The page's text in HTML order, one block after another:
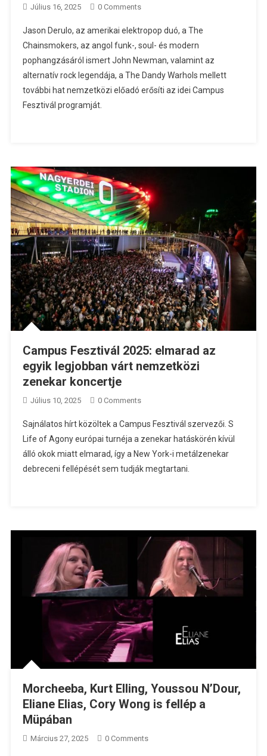
Július 16, 2025 0 Comments
Jason Derulo, az amerikai elektropop duó, a The
Chainsmokers, az angol funk-, soul- és modern
pophangzásáról ismert John Newman, valamint az
alternatív rock legendája, a The Dandy Warhols mellett
további hat nemzetközi előadó erősíti az idei Campus
Fesztivál programját.
Campus Fesztivál 2025: elmarad az
egyik legjobban várt nemzetközi
zenekar koncertje
Július 10, 2025 0 Comments
Sajnálatos hírt közöltek a Campus Fesztivál szervezői. S
Life of Agony európai turnéja a zenekar hatáskörén kívül
álló okok miatt elmarad, így a New York-i metálzenekar
debreceni fellépését sem tudják megtartani.
Morcheeba, Kurt Elling, Youssou N’Dour,
Eliane Elias, Cory Wong is fellép a
Müpában
Március 27, 2025 0 Comments